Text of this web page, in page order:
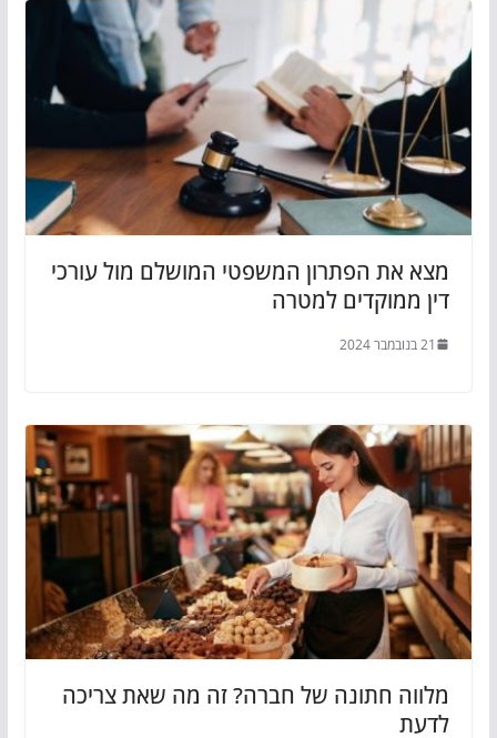
מצא את הפתרון המשפטי המושלם מול עורכי
דין ממוקדים למטרה
21 בנובמבר 2024
מלווה חתונה של חברה? זה מה שאת צריכה
לדעת